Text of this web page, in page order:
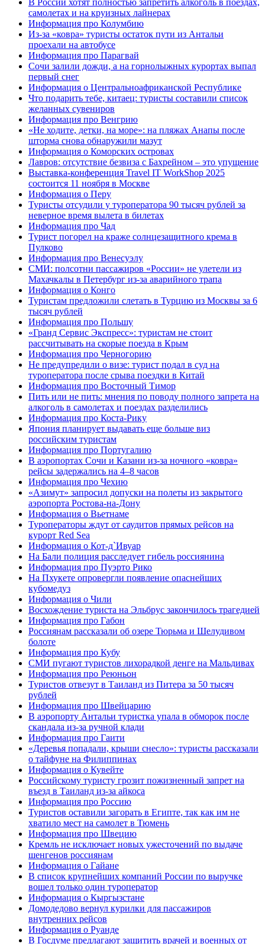
В России хотят полностью запретить алкоголь в поездах,
самолетах и на круизных лайнерах
Информация про Колумбию
Из-за «ковра» туристы остаток пути из Антальи
проехали на автобусе
Информация про Парагвай
Сочи залили дожди, а на горнолыжных курортах выпал
первый снег
Информация о Центральноафриканской Республике
Что подарить тебе, китаец: туристы составили список
желанных сувениров
Информация про Венгрию
«Не ходите, детки, на море»: на пляжах Анапы после
шторма снова обнаружили мазут
Информация о Коморских островах
Лавров: отсутствие безвиза с Бахрейном – это упущение
Выставка-конференция Travel IT WorkShop 2025
состоится 11 ноября в Москве
Информация о Перу
Туристы отсудили у туроператора 90 тысяч рублей за
неверное время вылета в билетах
Информация про Чад
Турист погорел на краже солнцезащитного крема в
Пулково
Информация про Венесуэлу
СМИ: полсотни пассажиров «России» не улетели из
Махачкалы в Петербург из-за аварийного трапа
Информация о Конго
Туристам предложили слетать в Турцию из Москвы за 6
тысяч рублей
Информация про Польшу
«Гранд Сервис Экспресс»: туристам не стоит
рассчитывать на скорые поезда в Крым
Информация про Черногорию
Не предупредили о визе: турист подал в суд на
туроператора после срыва поездки в Китай
Информация про Восточный Тимор
Пить или не пить: мнения по поводу полного запрета на
алкоголь в самолетах и поездах разделились
Информация про Коста-Рику
Япония планирует выдавать еще больше виз
российским туристам
Информация про Португалию
В аэропортах Сочи и Казани из-за ночного «ковра»
рейсы задержались на 4–8 часов
Информация про Чехию
«Азимут» запросил допуски на полеты из закрытого
аэропорта Ростова-на-Дону
Информация о Вьетнаме
Туроператоры ждут от саудитов прямых рейсов на
курорт Red Sea
Информация о Кот-д`Ивуар
На Бали полиция расследует гибель россиянина
Информация про Пуэрто Рико
На Пхукете опровергли появление опаснейших
кубомедуз
Информация о Чили
Восхождение туриста на Эльбрус закончилось трагедией
Информация про Габон
Россиянам рассказали об озере Тюрьма и Шелудивом
болоте
Информация про Кубу
СМИ пугают туристов лихорадкой денге на Мальдивах
Информация про Реюньон
Туристов отвезут в Таиланд из Питера за 50 тысяч
рублей
Информация про Швейцарию
В аэропорту Антальи туристка упала в обморок после
скандала из-за ручной клади
Информация про Гаити
«Деревья попадали, крыши снесло»: туристы рассказали
о тайфуне на Филиппинах
Информация о Кувейте
Российскому туристу грозит пожизненный запрет на
въезд в Таиланд из-за айкоса
Информация про Россию
Туристов оставили загорать в Египте, так как им не
хватило мест на самолет в Тюмень
Информация про Швецию
Кремль не исключает новых ужесточений по выдаче
шенгенов россиянам
Информация о Гайане
В список крупнейших компаний России по выручке
вошел только один туроператор
Информация о Кыргызстане
Домодедово вернул курилки для пассажиров
внутренних рейсов
Информация о Руанде
В Госдуме предлагают защитить врачей и военных от